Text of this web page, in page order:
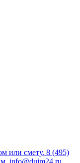
или смету. 8 (495)